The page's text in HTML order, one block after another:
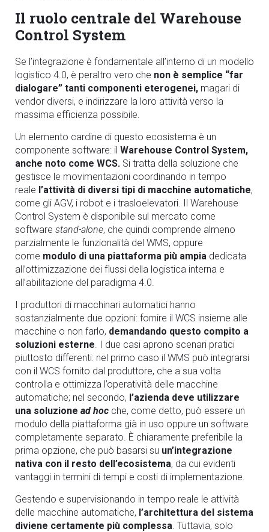
Il ruolo centrale del Warehouse
Control System
Se l’integrazione è fondamentale all’interno di un modello
logistico 4.0, è peraltro vero che non è semplice “far
dialogare” tanti componenti eterogenei, magari di
vendor diversi, e indirizzare la loro attività verso la
massima efficienza possibile.
Un elemento cardine di questo ecosistema è un
componente software: il Warehouse Control System,
anche noto come WCS. Si tratta della soluzione che
gestisce le movimentazioni coordinando in tempo
reale l’attività di diversi tipi di macchine automatiche,
come gli AGV, i robot e i trasloelevatori. Il Warehouse
Control System è disponibile sul mercato come
software stand-alone, che quindi comprende almeno
parzialmente le funzionalità del WMS, oppure
come modulo di una piattaforma più ampia dedicata
all’ottimizzazione dei flussi della logistica interna e
all’abilitazione del paradigma 4.0.
I produttori di macchinari automatici hanno
sostanzialmente due opzioni: fornire il WCS insieme alle
macchine o non farlo, demandando questo compito a
soluzioni esterne. I due casi aprono scenari pratici
piuttosto differenti: nel primo caso il WMS può integrarsi
con il WCS fornito dal produttore, che a sua volta
controlla e ottimizza l’operatività delle macchine
automatiche; nel secondo, l’azienda deve utilizzare
una soluzione ad hoc che, come detto, può essere un
modulo della piattaforma già in uso oppure un software
completamente separato. È chiaramente preferibile la
prima opzione, che può basarsi su un’integrazione
nativa con il resto dell’ecosistema, da cui evidenti
vantaggi in termini di tempi e costi di implementazione.
Gestendo e supervisionando in tempo reale le attività
delle macchine automatiche, l’architettura del sistema
diviene certamente più complessa. Tuttavia, solo